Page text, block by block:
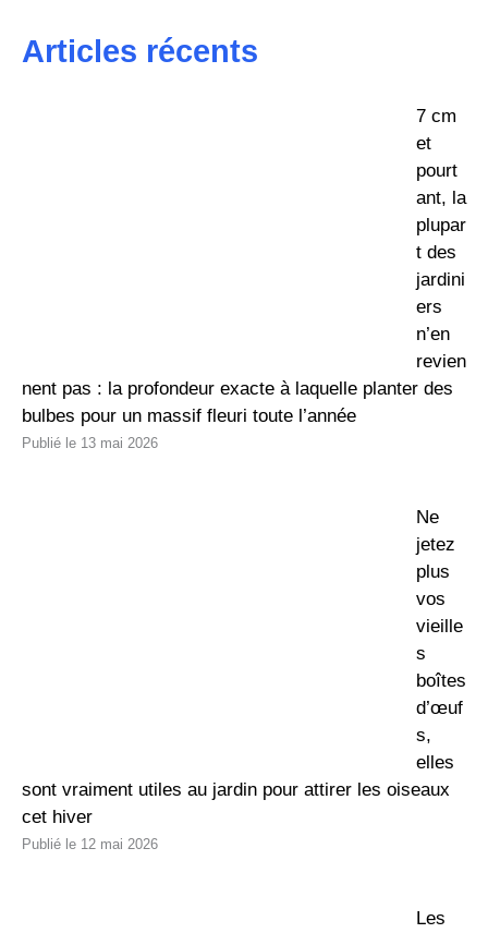
Articles récents
7 cm
et
pourt
ant, la
plupar
t des
jardini
ers
n’en
revien
nent pas : la profondeur exacte à laquelle planter des
bulbes pour un massif fleuri toute l’année
13 mai 2026
Ne
jetez
plus
vos
vieille
s
boîtes
d’œuf
s,
elles
sont vraiment utiles au jardin pour attirer les oiseaux
cet hiver
12 mai 2026
Les